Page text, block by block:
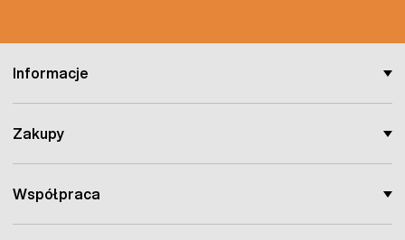
Informacje
Zakupy
Współpraca